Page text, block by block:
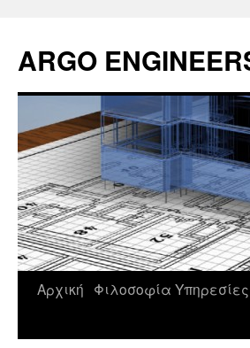
περιεχόμενο
ARGO
Αρχική Φιλοσοφία Υπηρεσίες